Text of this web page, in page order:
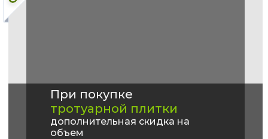
При покупке
тротуарной плитки
дополнительная скидка на
объем